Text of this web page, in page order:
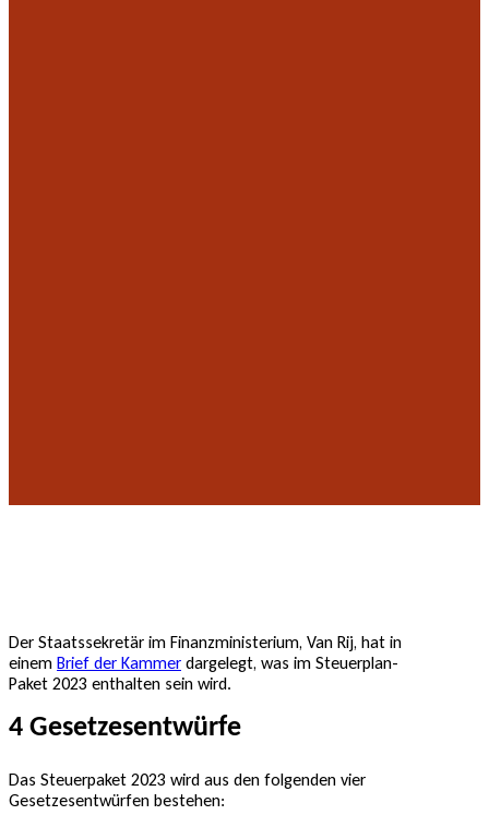
Der Staatssekretär im Finanzministerium, Van Rij, hat in
einem Brief der Kammer dargelegt, was im Steuerplan-
Paket 2023 enthalten sein wird.
4 Gesetzesentwürfe
Das Steuerpaket 2023 wird aus den folgenden vier
Gesetzesentwürfen bestehen: